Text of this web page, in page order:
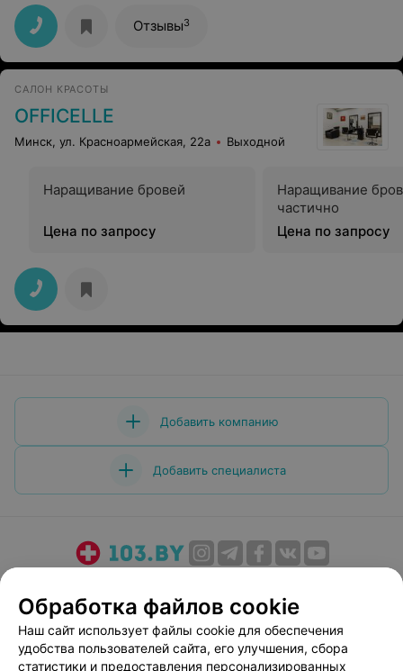
Отзывы3
САЛОН КРАСОТЫ
OFFICELLE
Минск, ул. Красноармейская, 22а Выходной
Наращивание бровей
Цена по запросу
Наращивание
частично
Цена по запросу
Добавить компанию
Добавить специалиста
Медицинский маркетинг
Публичный договор
Пользовательское соглашение
Способы оплаты
Вакансии
Партнеры
Обработка файлов cookie
Наш сайт использует файлы cookie для обеспечения
удобства пользователей сайта, его улучшения, сбора
статистики и предоставления персонализированных